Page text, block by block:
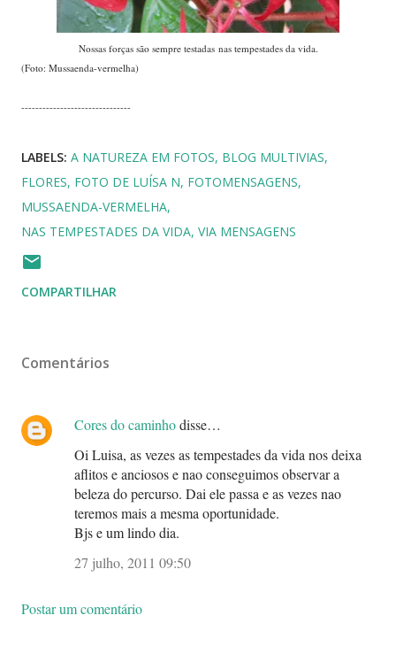
Nossas forças são sempre testadas nas tempestades da vida.
(Foto: Mussaenda-vermelha)
-------------------------------
LABELS: A NATUREZA EM FOTOS BLOG MULTIVIAS
FLORES FOTO DE LUÍSA N FOTOMENSAGENS
MUSSAENDA-VERMELHA
NAS TEMPESTADES DA VIDA VIA MENSAGENS
COMPARTILHAR
Comentários
Cores do caminhodisse…
Oi Luisa, as vezes as tempestades da vida nos deixa
aflitos e anciosos e nao conseguimos observar a
beleza do percurso. Dai ele passa e as vezes nao
teremos mais a mesma oportunidade.
Bjs e um lindo dia.
27 julho, 2011 09:50
Postar um comentário